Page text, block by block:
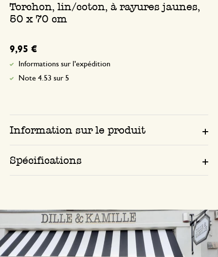
Torchon, lin/coton, à rayures jaunes,
50 x 70 cm
9,95 €
Informations sur l'expédition
Note 4.53 sur 5
Information sur le produit
Spécifications